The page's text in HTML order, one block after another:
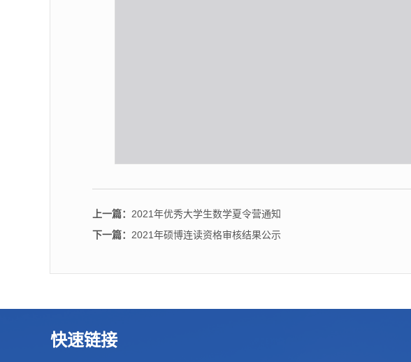
上一篇： 2021年优秀大学生数学夏令营通知
下一篇： 2021年硕博连读资格审核结果公示
快速链接